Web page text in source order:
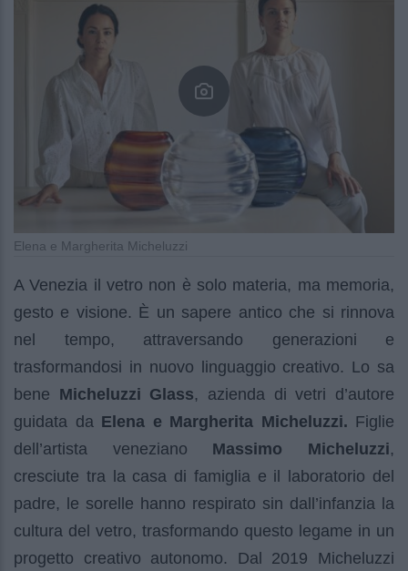
Elena e Margherita Micheluzzi
A Venezia il vetro non è solo materia, ma memoria,
gesto e visione. È un sapere antico che si rinnova
nel tempo, attraversando generazioni e
trasformandosi in nuovo linguaggio creativo. Lo sa
bene Micheluzzi Glass, azienda di vetri d’autore
guidata da Elena e Margherita Micheluzzi. Figlie
dell’artista veneziano Massimo Micheluzzi,
cresciute tra la casa di famiglia e il laboratorio del
padre, le sorelle hanno respirato sin dall’infanzia la
cultura del vetro, trasformando questo legame in un
progetto creativo autonomo. Dal 2019 Micheluzzi